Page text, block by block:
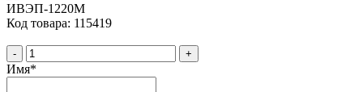
ИВЭП-1220M
Код товара: 115419
- +
Имя*